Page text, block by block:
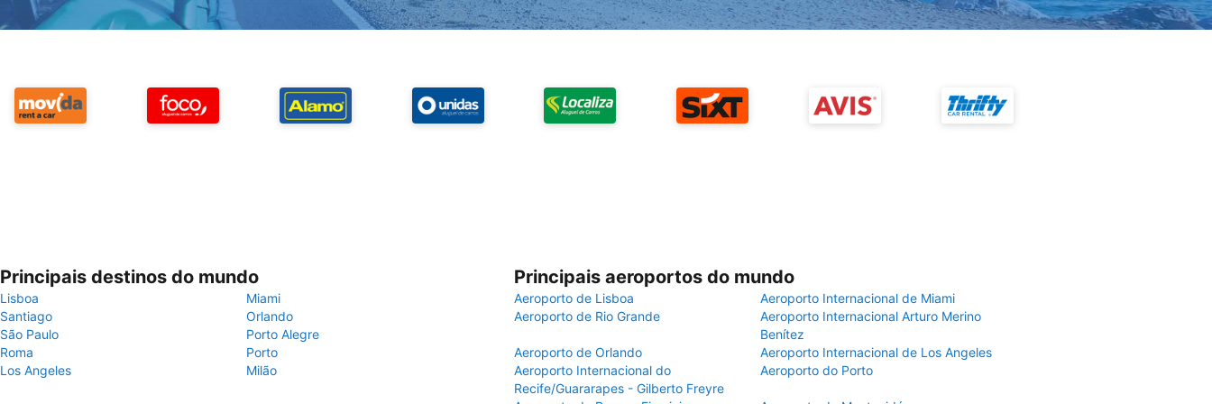
Principais destinos do mundo
Lisboa
Miami
Santiago
Orlando
São Paulo
Porto Alegre
Roma
Porto
Los Angeles
Milão
Principais aeroportos do mundo
Aeroporto de Lisboa
Aeroporto Internacional de Miami
Aeroporto de Rio Grande
Aeroporto Internacional Arturo Merino
Benítez
Aeroporto de Orlando
Aeroporto Internacional de Los Angeles
Aeroporto Internacional do
Recife/Guararapes - Gilberto Freyre
Aeroporto do Porto